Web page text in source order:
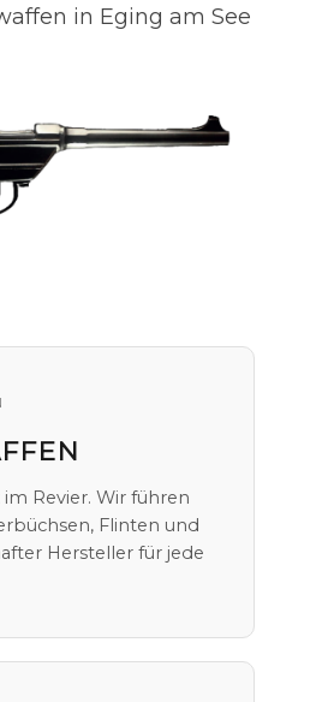
in Eging am See
Revier. Wir führen
Flinten und
Hersteller für jede